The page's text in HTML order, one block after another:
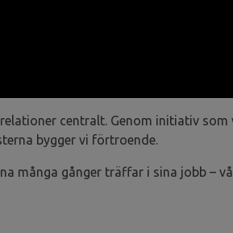
centralt. Genom initiativ
bygger vi förtroende.
många gånger träffar i sina jobb –